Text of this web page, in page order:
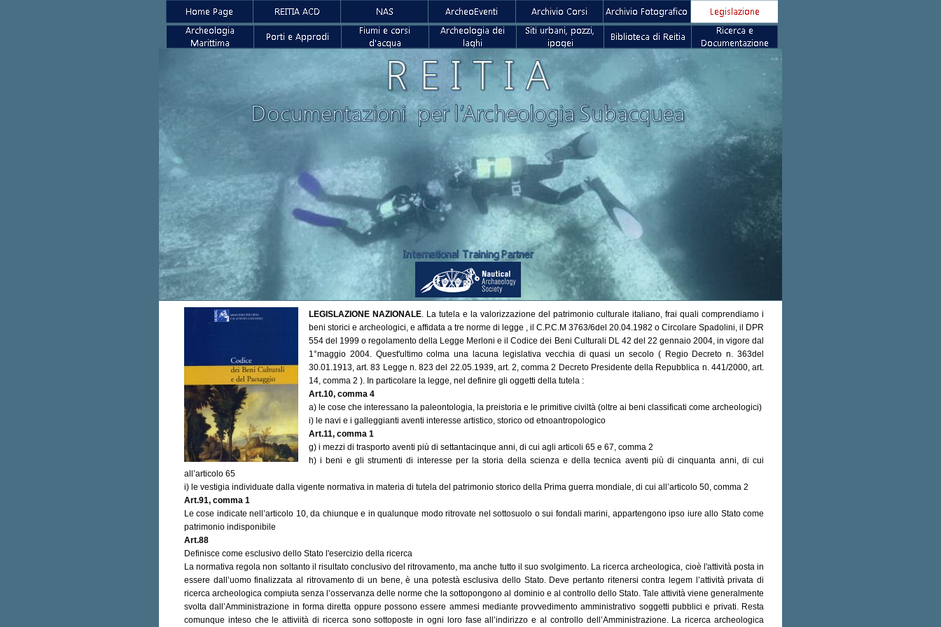
LEGISLAZIONE NAZIONALE. La tutela e la valorizzazione del patrimonio culturale italiano, frai quali comprendiamo i
beni storici e archeologici, e affidata a tre norme di legge , il C.P.C.M 3763/6del 20.04.1982 o Circolare Spadolini, il DPR
554 del 1999 o regolamento della Legge Merloni e il Codice dei Beni Culturali DL 42 del 22 gennaio 2004, in vigore dal
1°maggio 2004. Quest'ultimo colma una lacuna legislativa vecchia di quasi un secolo ( Regio Decreto n. 363del
30.01.1913, art. 83 Legge n. 823 del 22.05.1939, art. 2, comma 2 Decreto Presidente della Repubblica n. 441/2000, art.
14, comma 2 ). In particolare la legge, nel definire gli oggetti della tutela :
Art.10, comma 4
a) le cose che interessano la paleontologia, la preistoria e le primitive civiltà (oltre ai beni classificati come archeologici)
i) le navi e i galleggianti aventi interesse artistico, storico od etnoantropologico
Art.11, comma 1
g) i mezzi di trasporto aventi più di settantacinque anni, di cui agli articoli 65 e 67, comma 2
h) i beni e gli strumenti di interesse per la storia della scienza e della tecnica aventi più di cinquanta anni, di cui
all’articolo 65
i) le vestigia individuate dalla vigente normativa in materia di tutela del patrimonio storico della Prima guerra mondiale, di cui all’articolo 50, comma 2
Art.91, comma 1
Le cose indicate nell’articolo 10, da chiunque e in qualunque modo ritrovate nel sottosuolo o sui fondali marini, appartengono ipso iure allo Stato come
patrimonio indisponibile
Art.88
Definisce come esclusivo dello Stato l'esercizio della ricerca
La normativa regola non soltanto il risultato conclusivo del ritrovamento, ma anche tutto il suo svolgimento. La ricerca archeologica, cioè l'attività posta in
essere dall’uomo finalizzata al ritrovamento di un bene, è una potestà esclusiva dello Stato. Deve pertanto ritenersi contra legem l’attività privata di
ricerca archeologica compiuta senza l’osservanza delle norme che la sottopongono al dominio e al controllo dello Stato. Tale attività viene generalmente
svolta dall’Amministrazione in forma diretta oppure possono essere ammesi mediante provvedimento amministrativo soggetti pubblici e privati. Resta
comunque inteso che le attiviità di ricerca sono sottoposte in ogni loro fase all’indirizzo e al controllo dell’Amministrazione. La ricerca archeologica